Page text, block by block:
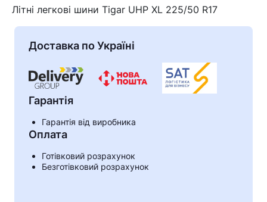
Кошик
Літні легкові шини Tigar UHP XL 225/50 R17
Доставка по Україні
Гарантія
Гарантія від виробника
Оплата
Готівковий розрахунок
Безготівковий розрахунок